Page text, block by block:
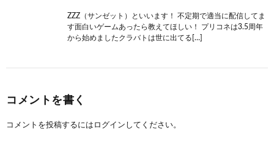
ZZZ（サンゼット）といいます！ 不定期で適当に配信してま
す面白いゲームあったら教えてほしい！ プリコネは3.5周年
から始めましたクラバトは世に出てる[…]
コメントを書く
コメントを投稿するには ログイン してください。